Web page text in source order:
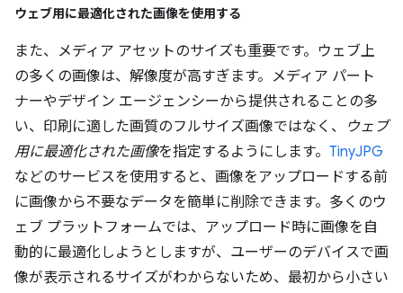
ウェブ用に最適化された画像を使用する
また、メディア アセットのサイズも重要です。ウェブ上
の多くの画像は、解像度が高すぎます。メディア パート
ナーやデザイン エージェンシーから提供されることの多
い、印刷に適した画質のフルサイズ画像ではなく、
ウェブ
用に最適化された画像を指定するようにします。 TinyJPG
などのサービスを使用すると、画像をアップロードする前
に画像から不要なデータを簡単に削除できます。多くのウ
ェブ プラットフォームでは、アップロード時に画像を自
動的に最適化しようとしますが、ユーザーのデバイスで画
像が表示されるサイズがわからないため、最初から小さい